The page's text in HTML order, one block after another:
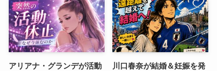
アリアナ・グランデが活動
川口春奈が結婚＆妊娠を発